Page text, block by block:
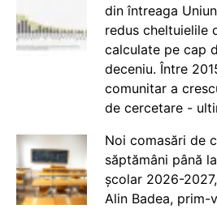
din întreaga
redus cheltuielile
calculate pe cap
deceniu. Între
comunitar a
de cercetare -
Noi comasări de
săptămâni până
școlar 2026-
Alin Badea, prim-